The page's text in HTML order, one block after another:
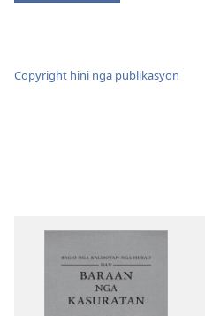
Copyright hini nga publikasyon